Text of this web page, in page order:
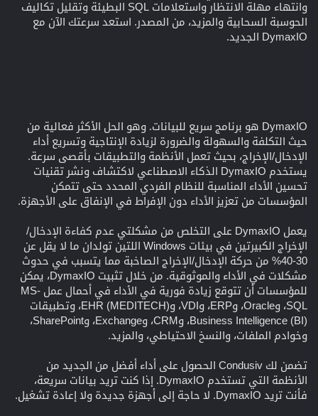
وانتهاء مهلة الانتظار واستعلامات SQL البطيئة وتقليل تكاليف
الحوسبة السحابية والمزيد، من المصدر. استعد سرعتك الآن مع
DymaxIO الجديد.
DymaxIO هو برنامج سريع للبيانات. وهو الحل الأكثر فعالية من
حيث التكلفة والسهولة والضرورة لزيادة الإنتاجية وتسريع أداء
الإدخال/الإخراج، بحيث تعمل الأنظمة والتطبيقات بأقصى سرعة.
يستخدم DymaxIO الذكاء الاصطناعي لاكتشاف ونشر تقنيات
تحسين الأداء المناسبة للنظام الفردي المحدد حتى تتمكن
المؤسسات من تعزيز الأداء دون الإفراط في الإنفاق على الأجهزة.
يعمل DymaxIO على التخلص من مشكلتي عدم كفاءة الإدخال/
الإخراج الكبيرتين في بيئات Windows اللتين تولدان ما لا يقل عن
30-40% من حركة الإدخال/الإخراج الصاخبة مما يتسبب في حدوث
مشكلات في الأداء والموثوقية. من خلال تثبيت DymaxIO، يمكن
للمؤسسات أن تتوقع زيادة فورية في الأداء في أحمال عمل MS-
SQL، وOracle، وERP، وVDI، وEHR (MEDITECH)، وتطبيقات
Business Intelligence (BI)، وCRM، وExchange، وSharePoint،
وخوادم الملفات، والنسخ الاحتياطي، والمزيد.
تضمن لك Condusiv الحصول على أداء أفضل من الجديد من
الأنظمة التي تستخدم DymaxIO. إذا كنت تريد بيانات سريعة،
فأنت تريد DymaxIO. لا حاجة إلى أجهزة جديدة ولا إعادة تشغيل.